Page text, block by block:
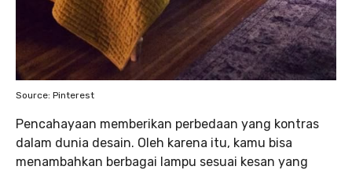
Source: Pinterest
Pencahayaan memberikan perbedaan yang kontras
dalam dunia desain. Oleh karena itu, kamu bisa
menambahkan berbagai lampu sesuai kesan yang